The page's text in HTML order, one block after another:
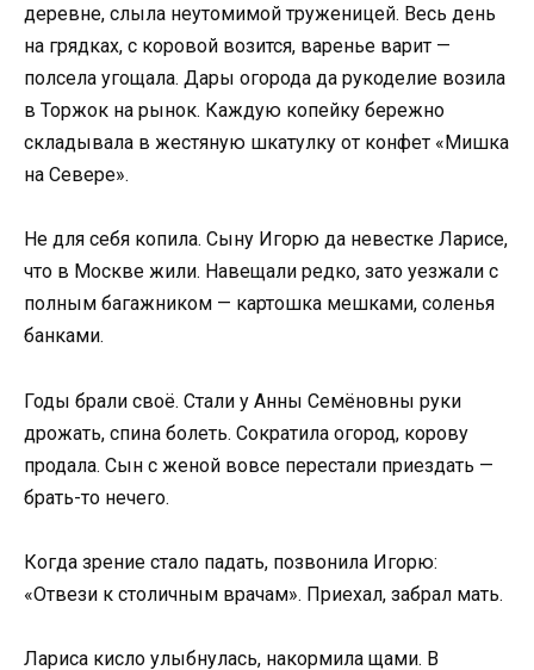
деревне, слыла неутомимой труженицей. Весь день
на грядках, с коровой возится, варенье варит —
полсела угощала. Дары огорода да рукоделие возила
в Торжок на рынок. Каждую копейку бережно
складывала в жестяную шкатулку от конфет «Мишка
на Севере».
Не для себя копила. Сыну Игорю да невестке Ларисе,
что в Москве жили. Навещали редко, зато уезжали с
полным багажником — картошка мешками, соленья
банками.
Годы брали своё. Стали у Анны Семёновны руки
дрожать, спина болеть. Сократила огород, корову
продала. Сын с женой вовсе перестали приездать —
брать-то нечего.
Когда зрение стало падать, позвонила Игорю:
«Отвези к столичным врачам». Приехал, забрал мать.
Лариса кисло улыбнулась, накормила щами. В